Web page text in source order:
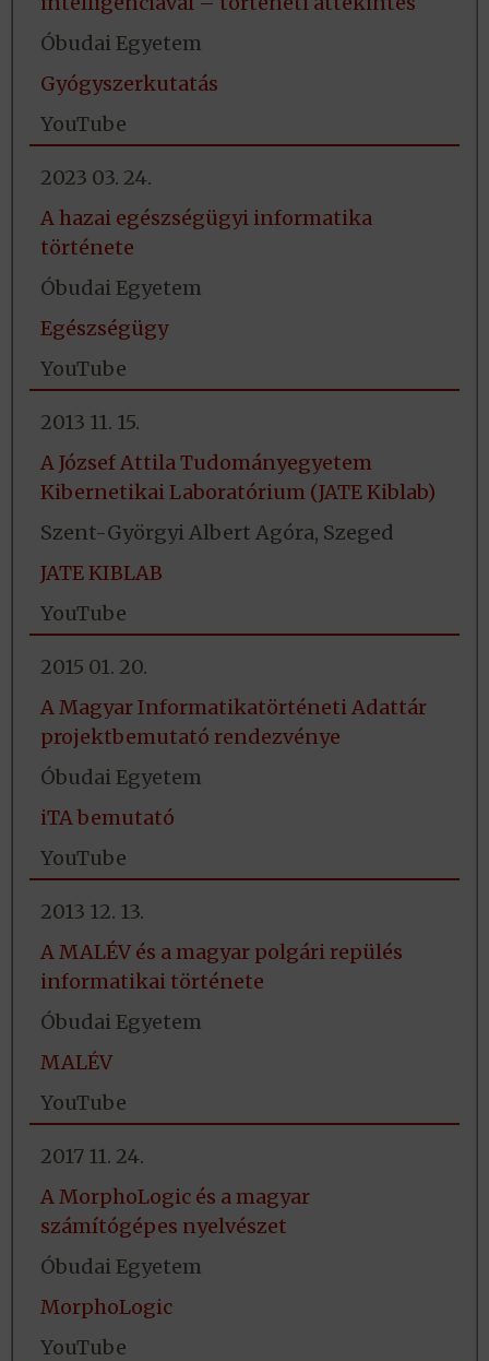
Óbudai Egyetem
Gyógyszerkutatás
YouTube
2023 03. 24.
A hazai egészségügyi informatika
története
Óbudai Egyetem
Egészségügy
YouTube
2013 11. 15.
A József Attila Tudományegyetem
Kibernetikai Laboratórium (JATE Kiblab)
Szent-Györgyi Albert Agóra, Szeged
JATE KIBLAB
YouTube
2015 01. 20.
A Magyar Informatikatörténeti Adattár
projektbemutató rendezvénye
Óbudai Egyetem
iTA bemutató
YouTube
2013 12. 13.
A MALÉV és a magyar polgári repülés
informatikai története
Óbudai Egyetem
MALÉV
YouTube
2017 11. 24.
A MorphoLogic és a magyar
számítógépes nyelvészet
Óbudai Egyetem
MorphoLogic
YouTube